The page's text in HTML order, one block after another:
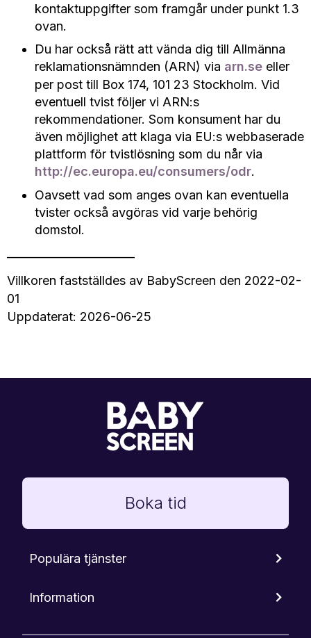
kontaktuppgifter som framgår under punkt 1.3
ovan.
Du har också rätt att vända dig till Allmänna
reklamationsnämnden (ARN) via arn.se eller
per post till Box 174, 101 23 Stockholm. Vid
eventuell tvist följer vi ARN:s
rekommendationer. Som konsument har du
även möjlighet att klaga via EU:s webbaserade
plattform för tvistlösning som du når via
http://ec.europa.eu/consumers/odr.
Oavsett vad som anges ovan kan eventuella
tvister också avgöras vid varje behörig
domstol.
Villkoren fastställdes av BabyScreen den 2022-02-
01
Uppdaterat: 2026-06-25
Boka tid
Populära tjänster
Information